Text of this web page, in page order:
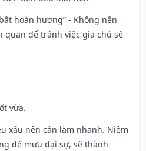
hoàn hương” - Không nên
quan để tránh việc gia chủ sẽ
vừa.
xấu nên cần làm nhanh. Niềm
để mưu đại sự, sẽ thành